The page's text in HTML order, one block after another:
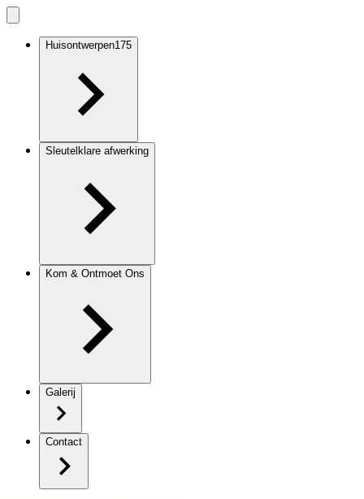
Huisontwerpen175
Sleutelklare afwerking
Kom & Ontmoet Ons
Galerij
Contact